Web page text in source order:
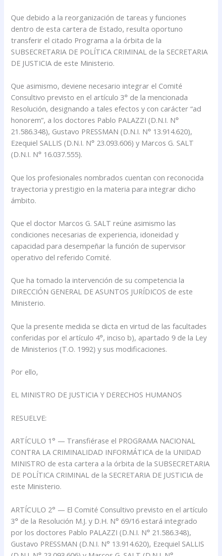
Que debido a la reorganización de tareas y funciones
dentro de esta cartera de Estado, resulta oportuno
transferir el citado Programa a la órbita de la
SUBSECRETARIA DE POLÍTICA CRIMINAL de la SECRETARIA
DE JUSTICIA de este Ministerio.
Que asimismo, deviene necesario integrar el Comité
Consultivo previsto en el artículo 3° de la mencionada
Resolución, designando a tales efectos y con carácter “ad
honorem”, a los doctores Pablo PALAZZI (D.N.I. N°
21.586.348), Gustavo PRESSMAN (D.N.I. N° 13.914.620),
Ezequiel SALLIS (D.N.I. N° 23.093.606) y Marcos G. SALT
(D.N.I. N° 16.037.555).
Que los profesionales nombrados cuentan con reconocida
trayectoria y prestigio en la materia para integrar dicho
ámbito.
Que el doctor Marcos G. SALT reúne asimismo las
condiciones necesarias de experiencia, idoneidad y
capacidad para desempeñar la función de supervisor
operativo del referido Comité.
Que ha tomado la intervención de su competencia la
DIRECCIÓN GENERAL DE ASUNTOS JURÍDICOS de este
Ministerio.
Que la presente medida se dicta en virtud de las facultades
conferidas por el artículo 4°, inciso b), apartado 9 de la Ley
de Ministerios (T.O. 1992) y sus modificaciones.
Por ello,
EL MINISTRO DE JUSTICIA Y DERECHOS HUMANOS
RESUELVE:
ARTÍCULO 1° — Transfiérase el PROGRAMA NACIONAL
CONTRA LA CRIMINALIDAD INFORMÁTICA de la UNIDAD
MINISTRO de esta cartera a la órbita de la SUBSECRETARIA
DE POLÍTICA CRIMINAL de la SECRETARIA DE JUSTICIA de
este Ministerio.
ARTÍCULO 2° — El Comité Consultivo previsto en el artículo
3° de la Resolución M.J. y D.H. N° 69/16 estará integrado
por los doctores Pablo PALAZZI (D.N.I. N° 21.586.348),
Gustavo PRESSMAN (D.N.I. N° 13.914.620), Ezequiel SALLIS